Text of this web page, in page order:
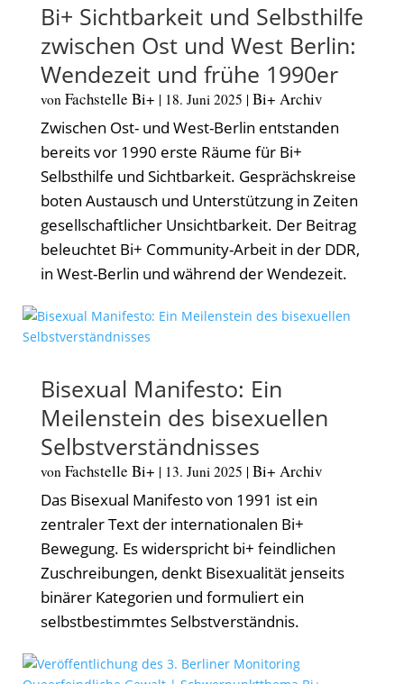
Bi+ Sichtbarkeit und Selbsthilfe
zwischen Ost und West Berlin:
Wendezeit und frühe 1990er
von Fachstelle Bi+ | 18. Juni 2025 | Bi+ Archiv
Zwischen Ost- und West-Berlin entstanden
bereits vor 1990 erste Räume für Bi+
Selbsthilfe und Sichtbarkeit. Gesprächskreise
boten Austausch und Unterstützung in Zeiten
gesellschaftlicher Unsichtbarkeit. Der Beitrag
beleuchtet Bi+ Community-Arbeit in der DDR,
in West-Berlin und während der Wendezeit.
Bisexual Manifesto: Ein
Meilenstein des bisexuellen
Selbstverständnisses
von Fachstelle Bi+ | 13. Juni 2025 | Bi+ Archiv
Das Bisexual Manifesto von 1991 ist ein
zentraler Text der internationalen Bi+
Bewegung. Es widerspricht bi+ feindlichen
Zuschreibungen, denkt Bisexualität jenseits
binärer Kategorien und formuliert ein
selbstbestimmtes Selbstverständnis.